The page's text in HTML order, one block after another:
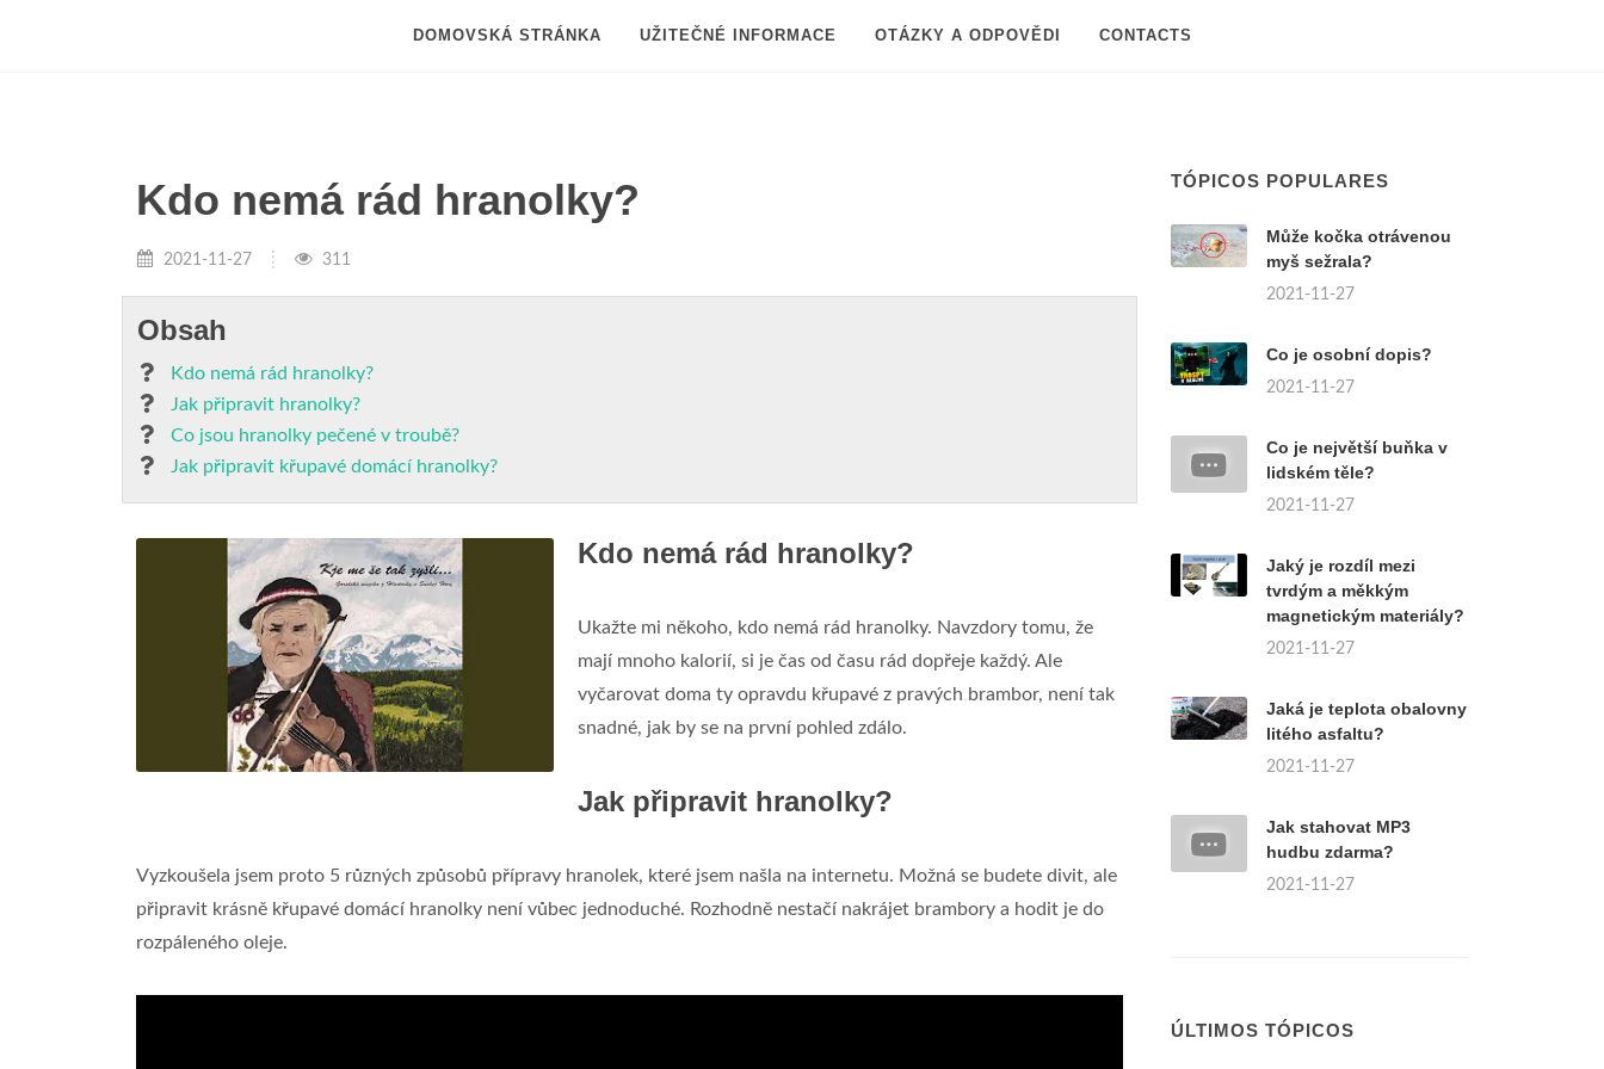
DOMOVSKÁ STRÁNKA UŽITEČNÉ INFORMACE OTÁZKY A ODPOVĚDI CONTACTS
Kdo nemá rád hranolky?
2021-11-27 311
Obsah
Kdo nemá rád hranolky?
Jak připravit hranolky?
Co jsou hranolky pečené v troubě?
Jak připravit křupavé domácí hranolky?
Kdo nemá rád hranolky?
Ukažte mi někoho, kdo nemá rád hranolky. Navzdory tomu, že
mají mnoho kalorií, si je čas od času rád dopřeje každý. Ale
vyčarovat doma ty opravdu křupavé z pravých brambor, není tak
snadné, jak by se na první pohled zdálo.
Jak připravit hranolky?
Vyzkoušela jsem proto 5 různých způsobů přípravy hranolek, které jsem našla na internetu. Možná se budete divit, ale
připravit krásně křupavé domácí hranolky není vůbec jednoduché. Rozhodně nestačí nakrájet brambory a hodit je do
rozpáleného oleje.
TÓPICOS POPULARES
Může kočka otrávenou
myš sežrala?
2021-11-27
Co je osobní dopis?
2021-11-27
Co je největší buňka v
lidském těle?
2021-11-27
Jaký je rozdíl mezi
tvrdým a měkkým
magnetickým materiály?
2021-11-27
Jaká je teplota obalovny
litého asfaltu?
2021-11-27
Jak stahovat MP3
hudbu zdarma?
2021-11-27
ÚLTIMOS TÓPICOS